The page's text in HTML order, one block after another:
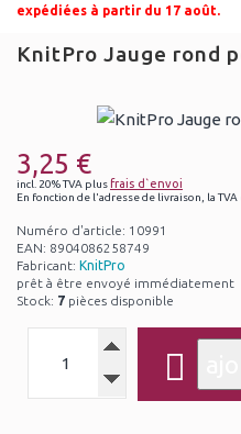
expédiées à partir du 17 août.
KnitPro Jauge rond
3,25 €
incl. 20% TVA plusfrais d`envoi
En fonction de l'adresse de livraison, la
Numéro d'article: 10991
EAN: 8904086258749
Fabricant: KnitPro
prêt à être envoyé immédiatement
Stock: 7 pièces disponible